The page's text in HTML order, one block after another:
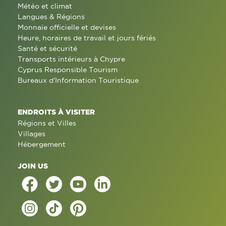
Météo et climat
Langues & Régions
Monnaie officielle et devises
Heure, horaires de travail et jours fériés
Santé et sécurité
Transports intérieurs à Chypre
Cyprus Responsible Tourism
Bureaux d'Information Touristique
ENDROITS À VISITER
Régions et Villes
Villages
Hébergement
JOIN US